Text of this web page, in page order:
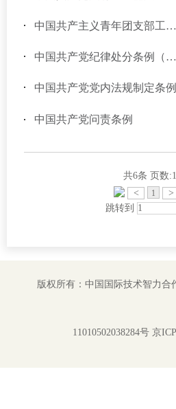
中国共产主义青年团支部工作条例（试行）
中国共产党纪律处分条例（全文）
中国共产党党内法规制定条例
中国共产党问责条例
共6条 页数
<
1
>
跳转到
版权所有：中国国际技术智力合
11010502038284号 京